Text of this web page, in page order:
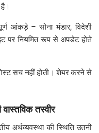
आंकड़े – सोना भंडार, विदेशी
पर नियमित रूप से अपडेट होते
सच नहीं होती। शेयर करने से
तस्वीर
अर्थव्यवस्था की स्थिति उतनी